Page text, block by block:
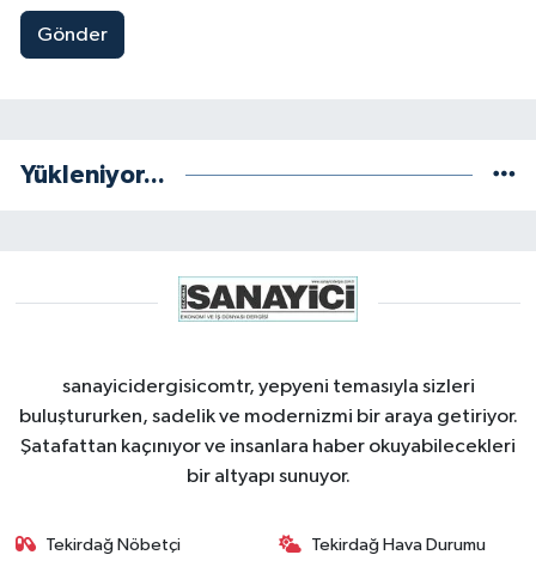
Gönder
Yükleniyor...
sanayicidergisicomtr, yepyeni temasıyla sizleri
buluştururken, sadelik ve modernizmi bir araya getiriyor.
Şatafattan kaçınıyor ve insanlara haber okuyabilecekleri
bir altyapı sunuyor.
Tekirdağ Nöbetçi
Tekirdağ Hava Durumu